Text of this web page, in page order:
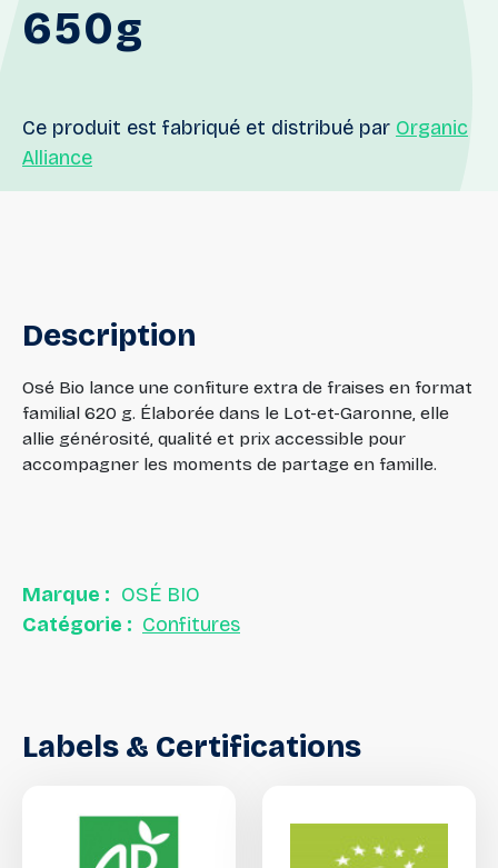
650g
Ce produit est fabriqué et distribué par Organic
Alliance
Description
Osé Bio lance une confiture extra de fraises en format
familial 620 g. Élaborée dans le Lot-et-Garonne, elle
allie générosité, qualité et prix accessible pour
accompagner les moments de partage en famille.
Marque : OSÉ BIO
Catégorie : Confitures
Labels & Certifications